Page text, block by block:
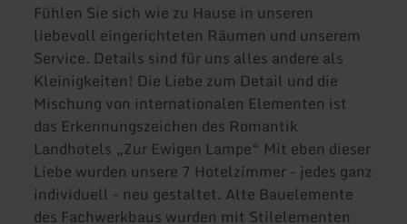
Fühlen Sie sich wie zu Hause in unseren
liebevoll eingerichteten Räumen und unserem
Service. Details sind für uns alles andere als
Kleinigkeiten! Die Liebe zum Detail und die
Mischung von internationalen Elementen ist
das Erkennungszeichen des Romantik
Landhotels „Zur Ewigen Lampe“ Mit eben dieser
Liebe wurden unsere 7 Hotelzimmer - jedes ganz
individuell - neu gestaltet. Alte Bauelemente
des Fachwerkbaus wurden mit Stilelementen